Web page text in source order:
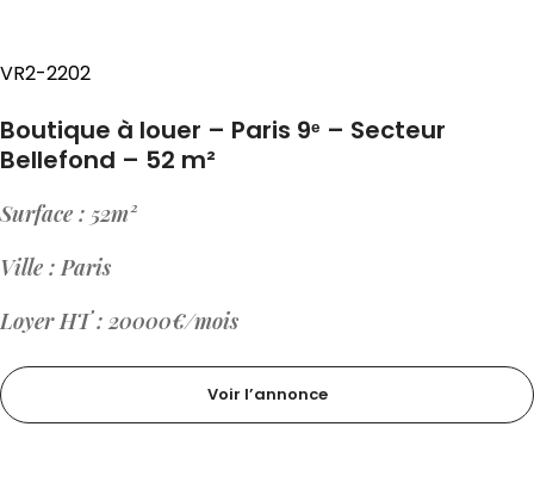
VR2-2202
Boutique à louer – Paris 9ᵉ – Secteur
Bellefond – 52 m²
Surface : 52m²
Ville : Paris
Loyer HT : 20000€/mois
Voir l’annonce